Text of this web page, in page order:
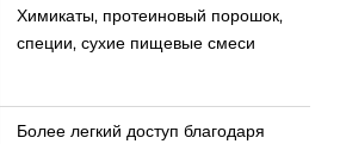
Химикаты, протеиновый порошок,
специи, сухие пищевые смеси
Более легкий доступ благодаря